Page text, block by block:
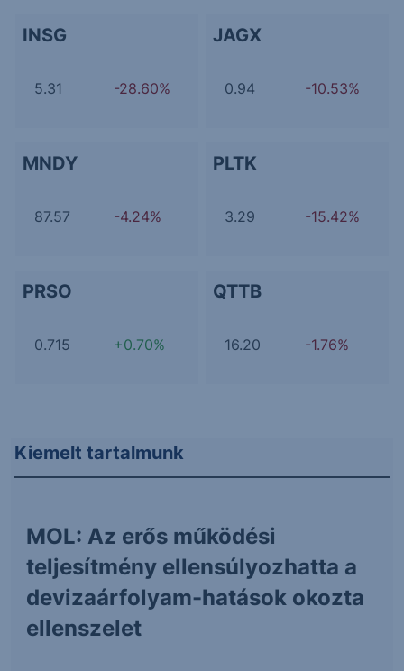
INSG
5.31 -28.60%
JAGX
0.94 -10.53%
MNDY
87.57 -4.24%
PLTK
3.29 -15.42%
PRSO
0.715 +0.70%
QTTB
16.20 -1.76%
Kiemelt tartalmunk
MOL: Az erős működési
teljesítmény ellensúlyozhatta a
devizaárfolyam-hatások okozta
ellenszelet